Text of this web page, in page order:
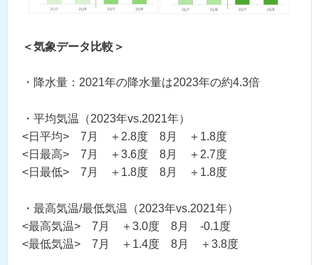
＜気象データ比較＞
・降水量：2021年の降水量は2023年の約4.3倍
・平均気温（2023年vs.2021年）
<日平均> 7月 ＋2.8度 8月 ＋1.8度
<日最高> 7月 ＋3.6度 8月 ＋2.7度
<日最低> 7月 ＋1.8度 8月 ＋1.8度
・最高気温/最低気温（2023年vs.2021年）
<最高気温> 7月 ＋3.0度 8月 -0.1度
<最低気温> 7月 ＋1.4度 8月 ＋3.8度